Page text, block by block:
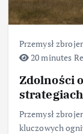
Przemysł
20 minutes
Zdolności
Przemysł
kluczowych